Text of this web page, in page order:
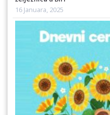
16 Januara, 2025